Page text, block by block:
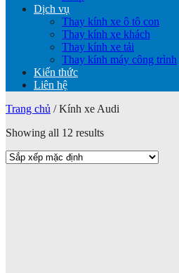
Dịch vụ
Thay kính xe ô tô con
Thay kính xe khách
Thay kính xe tải
Thay kính máy công trình
Kiến thức
Liên hệ
Trang chủ /Kính xe Audi
Showing all 12 results